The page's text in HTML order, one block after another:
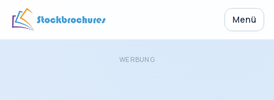
Menü
WERBUNG